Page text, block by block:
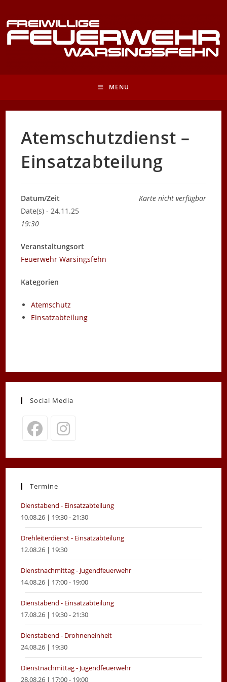
Inhalt
springen
MENÜ
Atemschutzdienst –
Einsatzabteilung
Karte nicht verfügbar
Datum/Zeit
Date(s) - 24.11.25
19:30
Veranstaltungsort
Feuerwehr Warsingsfehn
Kategorien
Atemschutz
Einsatzabteilung
Social Media
in
new
in
new
Termine
Dienstabend - Einsatzabteilung
10.08.26 | 19:30 - 21:30
Drehleiterdienst - Einsatzabteilung
12.08.26 | 19:30
Dienstnachmittag - Jugendfeuerwehr
14.08.26 | 17:00 - 19:00
Dienstabend - Einsatzabteilung
17.08.26 | 19:30 - 21:30
Dienstabend - Drohneneinheit
24.08.26 | 19:30
Dienstnachmittag - Jugendfeuerwehr
28.08.26 | 17:00 - 19:00